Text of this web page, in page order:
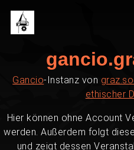
Gancio-Instanz von
ethischer
Hier können ohne Account
werden. Außerdem folgt
und zeigt dessen